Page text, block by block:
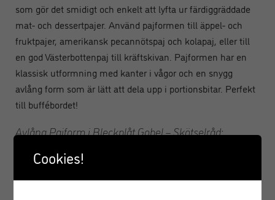
som gör det smidigt och enkelt att lyfta ur färdiggräddade
mat- och dessertpajer. Använd pajformen till äppel- och
fruktpajer, amerikansk pecannötspaj och kolapaj, eller till
en god Västerbottenpaj till kräftskivan. Pajformen har en
klassisk utformning med kanter i vågor och en snygg
avlång form som är lätt att dela upp i portionsbitar. Perfekt
till buffébordet!
Avlång Pajform i Bleckplåt Gobel – Skötselråd:
• Finns även i som
rektangulär
• Endast handdisk, torka torr med handduk
Cookies!